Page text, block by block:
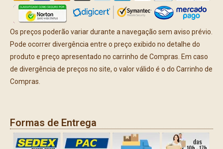
Os preços poderão variar durante a navegação sem aviso prévio.
Pode ocorrer divergência entre o preço exibido no detalhe do
produto e preço apresentado no carrinho de Compras. Em caso
de divergência de preços no site, o valor válido é o do Carrinho de
Compras.
Formas de Entrega